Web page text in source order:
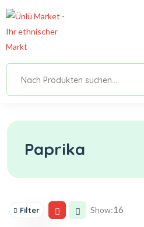
Paprika
Filter Show: